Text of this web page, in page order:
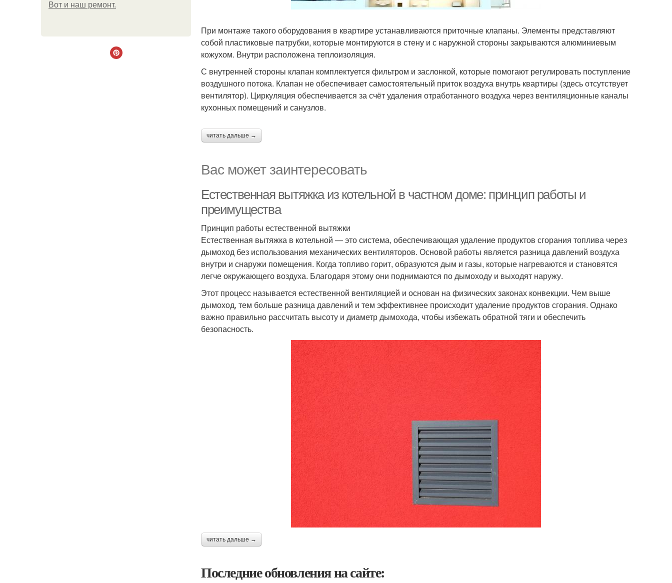
Boт и наш ремoнт.
При монтаже такого оборудования в квартире устанавливаются приточные клапаны. Элементы представляют
собой пластиковые патрубки, которые монтируются в стену и с наружной стороны закрываются алюминиевым
кожухом. Внутри расположена теплоизоляция.
С внутренней стороны клапан комплектуется фильтром и заслонкой, которые помогают регулировать поступление
воздушного потока. Клапан не обеспечивает самостоятельный приток воздуха внутрь квартиры (здесь отсутствует
вентилятор). Циркуляция обеспечивается за счёт удаления отработанного воздуха через вентиляционные каналы
кухонных помещений и санузлов.
читать дальше →
Вас может заинтересовать
Естественная вытяжка из котельной в частном доме: принцип работы и
преимущества
Принцип работы естественной вытяжки
Естественная вытяжка в котельной — это система, обеспечивающая удаление продуктов сгорания топлива через
дымоход без использования механических вентиляторов. Основой работы является разница давлений воздуха
внутри и снаружи помещения. Когда топливо горит, образуются дым и газы, которые нагреваются и становятся
легче окружающего воздуха. Благодаря этому они поднимаются по дымоходу и выходят наружу.
Этот процесс называется естественной вентиляцией и основан на физических законах конвекции. Чем выше
дымоход, тем больше разница давлений и тем эффективнее происходит удаление продуктов сгорания. Однако
важно правильно рассчитать высоту и диаметр дымохода, чтобы избежать обратной тяги и обеспечить
безопасность.
читать дальше →
Последние обновления на сайте: